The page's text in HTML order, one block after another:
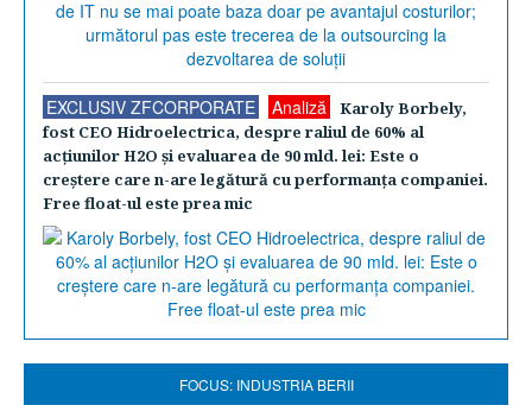
EXCLUSIV ZFCORPORATE Analiză
Karoly Borbely,
fost CEO Hidroelectrica, despre raliul de 60% al
acţiunilor H2O şi evaluarea de 90 mld. lei: Este o
creştere care n-are legătură cu performanţa companiei.
Free float-ul este prea mic
FOCUS: INDUSTRIA BERII